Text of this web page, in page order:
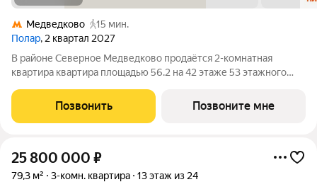
Медведково
15 мин.
Полар, 2 квартал 2027
В районе Северное Медведково продаётся 2-комнатная
квартира квартира площадью 56.2 на 42 этаже 53 этажного
расположение 17 минут пешком до станции метро
«Медведково». 8 минут на автомобиле до
Позвонить Позвоните мне
25 800 000 ₽
79,3 м² 3-комн. квартира 13 этаж из 24